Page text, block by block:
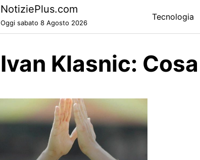
NotiziePlus.com
Oggi sabato 8 Agosto 2026
Tecnologia
Ivan Klasnic: